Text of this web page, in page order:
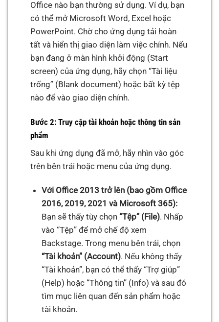
Office nào bạn thường sử dụng. Ví dụ, bạn
có thể mở Microsoft Word, Excel hoặc
PowerPoint. Chờ cho ứng dụng tải hoàn
tất và hiển thị giao diện làm việc chính. Nếu
bạn đang ở màn hình khởi động (Start
screen) của ứng dụng, hãy chọn “Tài liệu
trống” (Blank document) hoặc bất kỳ tệp
nào để vào giao diện chính.
Bước 2: Truy cập tài khoản hoặc thông tin sản
phẩm
Sau khi ứng dụng đã mở, hãy nhìn vào góc
trên bên trái hoặc menu của ứng dụng.
Với Office 2013 trở lên (bao gồm Office
2016, 2019, 2021 và Microsoft 365):
Bạn sẽ thấy tùy chọn “Tệp” (File). Nhấp
vào “Tệp” để mở chế độ xem
Backstage. Trong menu bên trái, chọn
“Tài khoản” (Account). Nếu không thấy
“Tài khoản”, bạn có thể thấy “Trợ giúp”
(Help) hoặc “Thông tin” (Info) và sau đó
tìm mục liên quan đến sản phẩm hoặc
tài khoản.